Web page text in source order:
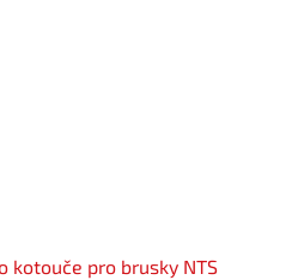
kotouče pro brusky NTS